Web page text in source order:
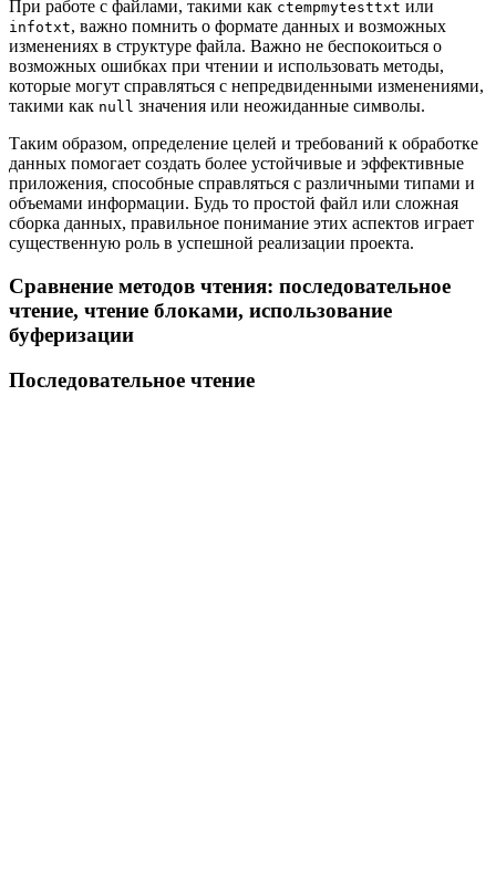
При работе с файлами, такими как ctempmytesttxt или
infotxt, важно помнить о формате данных и возможных
изменениях в структуре файла. Важно не беспокоиться о
возможных ошибках при чтении и использовать методы,
которые могут справляться с непредвиденными изменениями,
такими как null значения или неожиданные символы.
Таким образом, определение целей и требований к обработке
данных помогает создать более устойчивые и эффективные
приложения, способные справляться с различными типами и
объемами информации. Будь то простой файл или сложная
сборка данных, правильное понимание этих аспектов играет
существенную роль в успешной реализации проекта.
Сравнение методов чтения: последовательное
чтение, чтение блоками, использование
буферизации
Последовательное чтение